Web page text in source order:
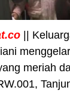
||
meriah